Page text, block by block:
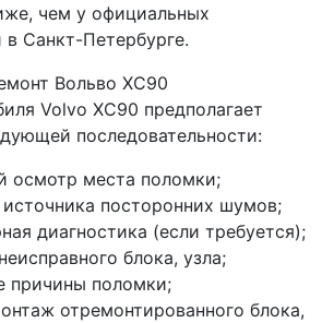
чем у официальных
в Санкт-Петербурге.
Вольво ХС90
Volvo XC90 предполагает
последовательности:
осмотр места поломки;
посторонних шумов;
диагностика (если требуется);
блока, узла;
причины поломки;
отремонтированного блока,